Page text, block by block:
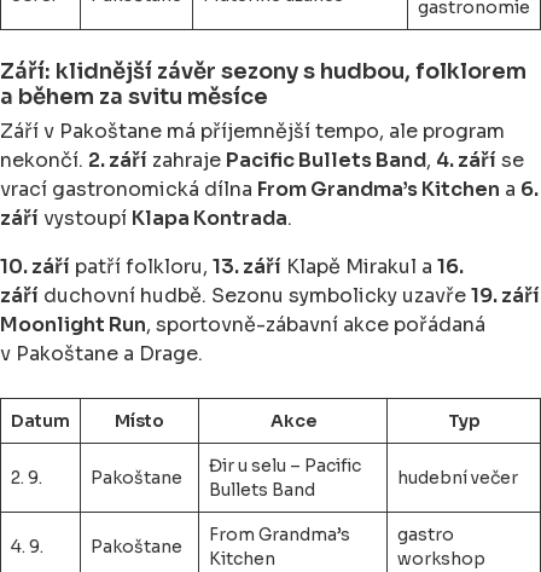
gastronomie
Září: klidnější závěr sezony s hudbou, folklorem
a během za svitu měsíce
Září v Pakoštane má příjemnější tempo, ale program
nekončí. 2. září zahraje Pacific Bullets Band, 4. září se
vrací gastronomická dílna From Grandma’s Kitchen a 6.
září vystoupí Klapa Kontrada.
10. září patří folkloru, 13. září Klapě Mirakul a 16.
září duchovní hudbě. Sezonu symbolicky uzavře19. září
Moonlight Run, sportovně-zábavní akce pořádaná
v Pakoštane a Drage.
Datum Místo Akce Typ
2. 9. Pakoštane
Đir u selu – Pacific
Bullets Band
hudební večer
4. 9. Pakoštane
From Grandma’s
Kitchen
gastro
workshop